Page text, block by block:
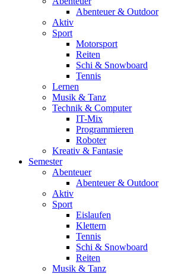
Abenteuer & Outdoor
Aktiv
Sport
Motorsport
Reiten
Schi & Snowboard
Tennis
Lernen
Musik & Tanz
Technik & Computer
IT-Mix
Programmieren
Roboter
Kreativ & Fantasie
Semester
Abenteuer
Abenteuer & Outdoor
Aktiv
Sport
Eislaufen
Klettern
Tennis
Schi & Snowboard
Reiten
Musik & Tanz